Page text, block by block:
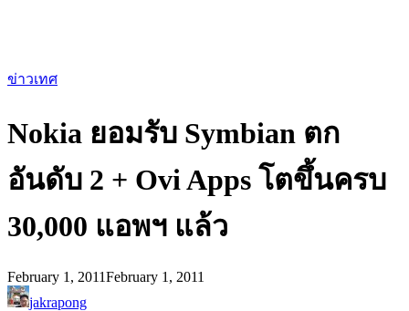
ข่าวเทศ
Nokia ยอมรับ Symbian ตก
อันดับ 2 + Ovi Apps โตขึ้นครบ
30,000 แอพฯ แล้ว
February 1, 2011February 1, 2011
jakrapong